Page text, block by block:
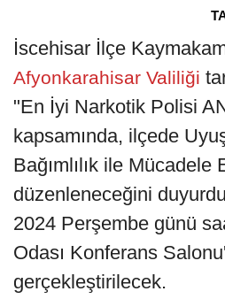
İscehisar İlçe
Afyonkarahisar Valiliği
"En İyi Narkotik Polisi
kapsamında, ilçede
Bağımlılık ile Mücadele
düzenleneceğini
2024 Perşembe günü
Odası Konferans
gerçekleştirilecek.